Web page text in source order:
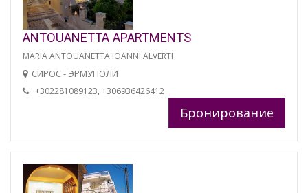
ANTOUANETTA APARTMENTS
MARIA ANTOUANETTA IOANNI ALVERTI
СИРОС - ЭРМУПОЛИ
+302281089123, +306936426412
Бронирование